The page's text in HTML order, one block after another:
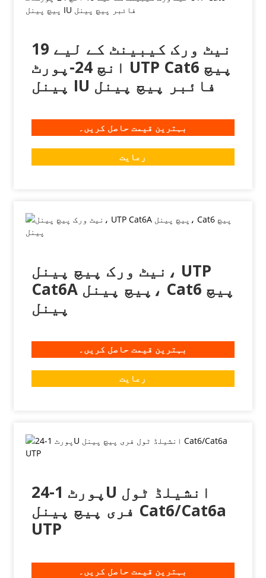
نیٹ ورک کیبینٹ کے لیے 19
انچ 24-پورٹ UTP Cat6 پیچ
پینل IU فائبر پیچ پینل
بہترین قیمت حاصل کریں۔
رعایت
نیٹ ورک پیچ پینل، UTP
Cat6A پیچ پینل، Cat6 پیچ
پینل
بہترین قیمت حاصل کریں۔
رعایت
24-پورٹ 1U انشیلڈ ٹول
فری پیچ پینل Cat6/Cat6a
UTP
بہترین قیمت حاصل کریں۔